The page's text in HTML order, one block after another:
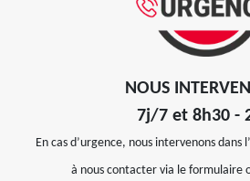
NOUS
7j/7 et 8h30 -
En cas d’urgence, nous intervenons dans
à nous contacter via le formulaire